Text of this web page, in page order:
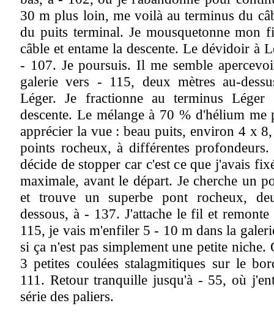
30 m plus loin, me voilà au terminus du
du puits terminal. Je mousquetonne mon
câble et entame la descente. Le dévidoir à
- 107. Je poursuis. Il me semble
galerie vers - 115, deux mètres au-
Léger. Je fractionne au terminus
descente. Le mélange à 70 % d'hélium me
apprécier la vue : beau puits, environ 4 x
points rocheux, à différentes
décide de stopper car c'est ce que j'avais
maximale, avant le départ. Je cherche un
et trouve un superbe pont rocheux,
dessous, à - 137. J'attache le fil et
115, je vais m'enfiler 5 - 10 m dans la
si ça n'est pas simplement une petite niche.
3 petites coulées stalagmitiques sur le
111. Retour tranquille jusqu'à - 55, où
série des paliers.